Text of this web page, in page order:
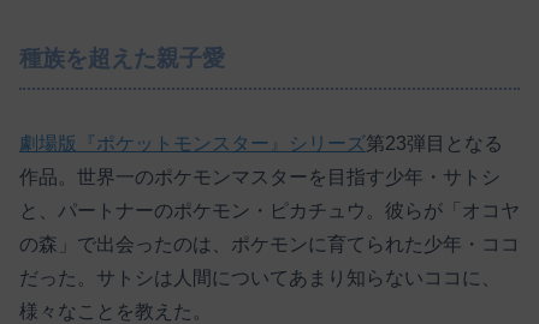
種族を超えた親子愛
劇場版『ポケットモンスター』シリーズ第23弾目となる
作品。世界一のポケモンマスターを目指す少年・サトシ
と、パートナーのポケモン・ピカチュウ。彼らが「オコヤ
の森」で出会ったのは、ポケモンに育てられた少年・ココ
だった。サトシは人間についてあまり知らないココに、
様々なことを教えた。